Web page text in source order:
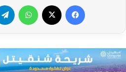
فيسبوك واتساب